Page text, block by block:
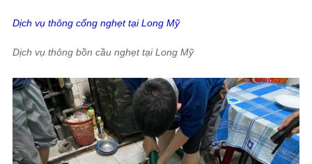
Dịch vụ thông cống nghẹt tại Long Mỹ
Dịch vụ thông bồn cầu nghẹt tại Long Mỹ